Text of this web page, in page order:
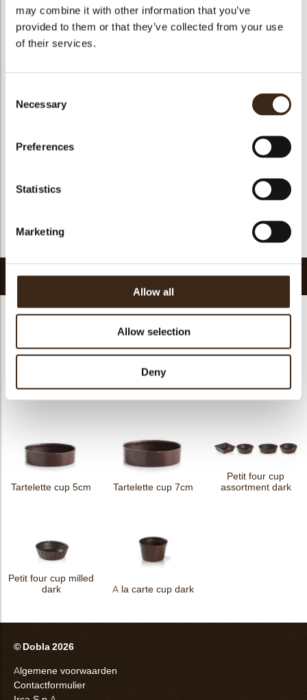
may combine it with other information that you’ve
provided to them or that they’ve collected from your use
of their services.
Selection
Necessary
Preferences
Statistics
Marketing
Allow all
Allow selection
Deny
Afmetingen
D=80 MM
Kleur
Pure chocolade
Size indication
Nee
ja
ja
GMO-vrij
ja
FDA goedgekeurd
Terug naar collectie
Gerelateerde producten
Minicup dark Ballerina cup dark Pisa cup dark
Tartelette cup 5cm Tartelette cup 7cm
Petit four cup
assortment dark
Petit four cup milled
dark
A la carte cup dark
© Dobla 2026
Algemene voorwaarden
Contactformulier